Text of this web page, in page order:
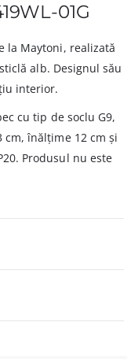
01G
la Maytoni, realizată
alb. Designul său
interior.
cu tip de soclu G9,
înălțime 12 cm și
Produsul nu este